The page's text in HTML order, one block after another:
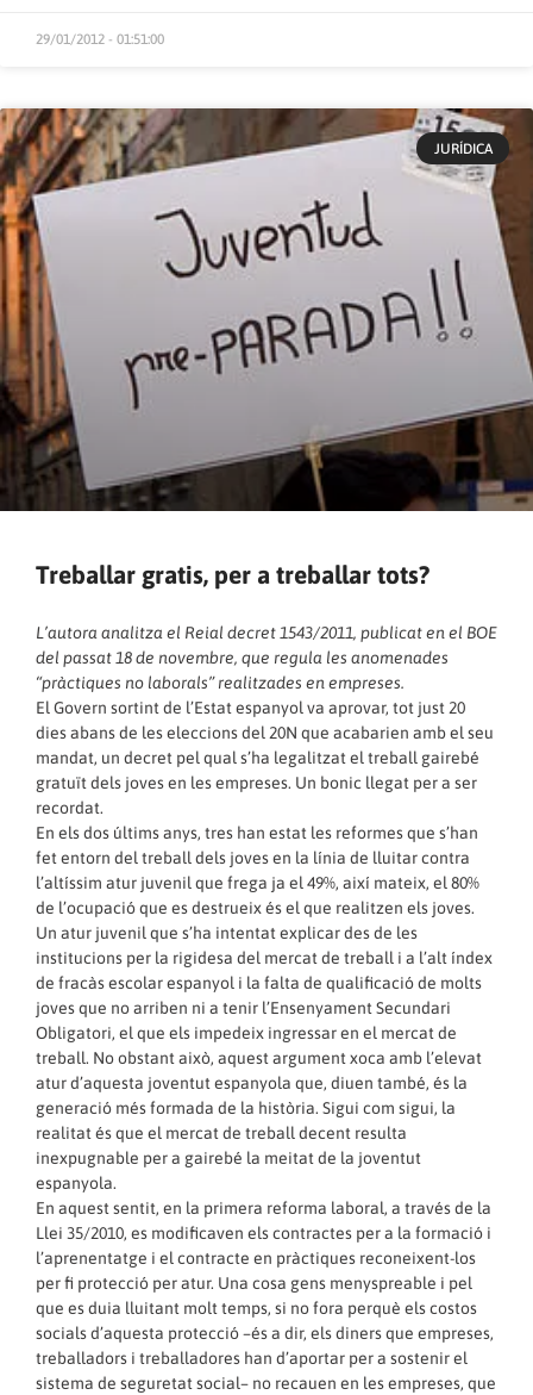
29/01/2012 - 01:51:00
JURÍDICA
Treballar gratis, per a treballar tots?
L’autora analitza el Reial decret 1543/2011, publicat en el BOE
del passat 18 de novembre, que regula les anomenades
“pràctiques no laborals” realitzades en empreses.
El Govern sortint de l’Estat espanyol va aprovar, tot just 20
dies abans de les eleccions del 20N que acabarien amb el seu
mandat, un decret pel qual s’ha legalitzat el treball gairebé
gratuït dels joves en les empreses. Un bonic llegat per a ser
recordat.
En els dos últims anys, tres han estat les reformes que s’han
fet entorn del treball dels joves en la línia de lluitar contra
l’altíssim atur juvenil que frega ja el 49%, així mateix, el 80%
de l’ocupació que es destrueix és el que realitzen els joves.
Un atur juvenil que s’ha intentat explicar des de les
institucions per la rigidesa del mercat de treball i a l’alt índex
de fracàs escolar espanyol i la falta de qualificació de molts
joves que no arriben ni a tenir l’Ensenyament Secundari
Obligatori, el que els impedeix ingressar en el mercat de
treball. No obstant això, aquest argument xoca amb l’elevat
atur d’aquesta joventut espanyola que, diuen també, és la
generació més formada de la història. Sigui com sigui, la
realitat és que el mercat de treball decent resulta
inexpugnable per a gairebé la meitat de la joventut
espanyola.
En aquest sentit, en la primera reforma laboral, a través de la
Llei 35/2010, es modificaven els contractes per a la formació i
l’aprenentatge i el contracte en pràctiques reconeixent-los
per fi protecció per atur. Una cosa gens menyspreable i pel
que es duia lluitant molt temps, si no fora perquè els costos
socials d’aquesta protecció –és a dir, els diners que empreses,
treballadors i treballadores han d’aportar per a sostenir el
sistema de seguretat social– no recauen en les empreses, que